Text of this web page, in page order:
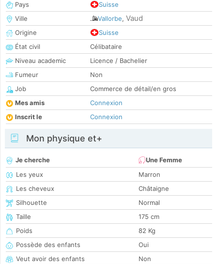
Pays
Suisse
Ville
Vallorbe, Vaud
Origine
Suisse
État civil
Célibataire
Niveau academic
Licence / Bachelier
Fumeur
Non
Job
Commerce de détail/en gros
Mes amis
Connexion
Inscrit le
Connexion
Mon physique et+
Je cherche
Une Femme
Les yeux
Marron
Les cheveux
Châtaigne
Silhouette
Normal
Taille
175 cm
Poids
82 Kg
Possède des enfants
Oui
Veut avoir des enfants
Non